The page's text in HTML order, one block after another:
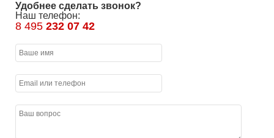
Удобнее сделать звонок?
Наш телефон:
8 495 232 07 42